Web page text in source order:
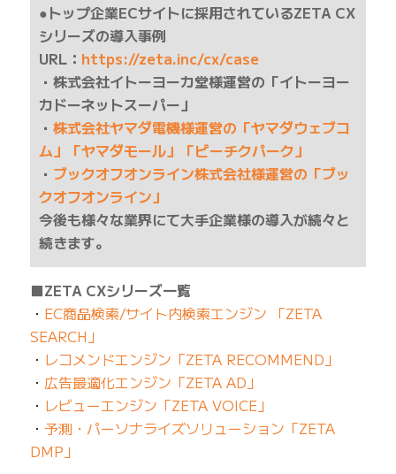
●トップ企業ECサイトに採用されているZETA CX
シリーズの導入事例
URL： https://zeta.inc/cx/case
・株式会社イトーヨーカ堂様運営の「イトーヨー
カドーネットスーパー」
・ 株式会社ヤマダ電機様運営の「ヤマダウェブコ
ム」「ヤマダモール」「ピーチクパーク」
・ ブックオフオンライン株式会社様運営の「ブッ
クオフオンライン」
今後も様々な業界にて大手企業様の導入が続々と
続きます。
■ZETA CXシリーズ一覧
・ EC商品検索/サイト内検索エンジン 「ZETA
SEARCH」
・ レコメンドエンジン「ZETA RECOMMEND」
・ 広告最適化エンジン「ZETA AD」
・ レビューエンジン「ZETA VOICE」
・ 予測・パーソナライズソリューション「ZETA
DMP」